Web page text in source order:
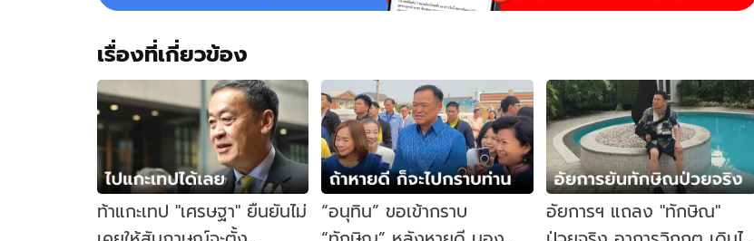
เรื่องที่เกี่ยวข้อง
ท้าแกะเทป "เศรษฐา" ยืนยันไม่
“อนุทิน” ขอเข้ากราบ
อัยการฯ แถลง "ทักษิณ"